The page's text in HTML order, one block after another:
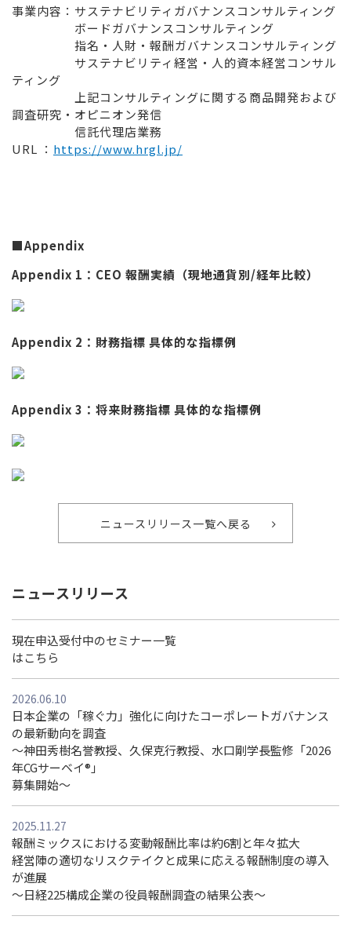
事業内容：サステナビリティガバナンスコンサルティング
ボードガバナンスコンサルティング
指名・人財・報酬ガバナンスコンサルティング
サステナビリティ経営・人的資本経営コンサル
ティング
上記コンサルティングに関する商品開発および
調査研究・オピニオン発信
信託代理店業務
URL ： https://www.hrgl.jp/
■Appendix
Appendix 1：CEO 報酬実績（現地通貨別/経年比較）
Appendix 2：財務指標 具体的な指標例
Appendix 3：将来財務指標 具体的な指標例
ニュースリリース一覧へ戻る
ニュースリリース
現在申込受付中のセミナー一覧
はこちら
2026.06.10
日本企業の「稼ぐ力」強化に向けたコーポレートガバナンス
の最新動向を調査
〜神田秀樹名誉教授、久保克行教授、水口剛学長監修「2026
年CGサーベイ®」
募集開始〜
2025.11.27
報酬ミックスにおける変動報酬比率は約6割と年々拡大
経営陣の適切なリスクテイクと成果に応える報酬制度の導入
が進展
～日経225構成企業の役員報酬調査の結果公表～